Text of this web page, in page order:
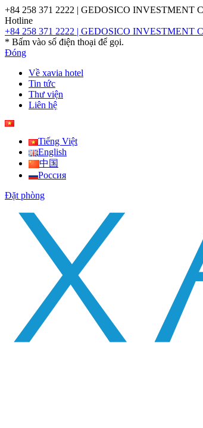
+84 258 371 2222 | GEDOSICO INVESTMENT
Hotline
+84 258 371 2222 | GEDOSICO INVESTMENT
* Bấm vào số điện thoại để gọi.
Đóng
Về xavia hotel
Tin tức
Thư viện
Liên hệ
Tiếng Việt
English
中国
Россия
Đặt phòng